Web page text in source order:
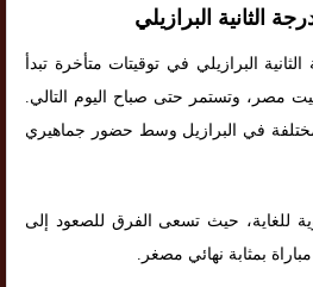
الثانية البرازيلي
البرازيلي في توقيتات متأخرة تبدأ
مساءً بتوقيت مصر، وتستمر حتى صباح اليوم التالي.
في البرازيل وسط حضور جماهيري
للغاية، حيث تسعى الفرق للصعود إلى
بمثابة نهائي مصغر.